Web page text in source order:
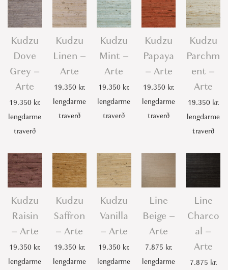
Kudzu
Dove
Grey –
Arte
19.350 kr.
lengdarme
traverð
Kudzu
Linen –
Arte
19.350 kr.
lengdarme
traverð
Kudzu
Mint –
Arte
19.350 kr.
lengdarme
traverð
Kudzu
Papaya
– Arte
19.350 kr.
lengdarme
traverð
Kudzu
Parchm
ent –
Arte
19.350 kr.
lengdarme
traverð
Kudzu
Raisin
– Arte
19.350 kr.
lengdarme
Kudzu
Saffron
– Arte
19.350 kr.
lengdarme
Kudzu
Vanilla
– Arte
19.350 kr.
lengdarme
Line
Beige –
Arte
7.875 kr.
lengdarme
Line
Charco
al –
Arte
7.875 kr.